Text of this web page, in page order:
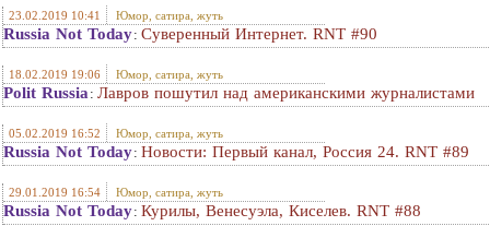
23.02.2019 10:41 Юмор, сатира, жуть
Russia Not Today: Суверенный Интернет. RNT #90
18.02.2019 19:06 Юмор, сатира, жуть
Polit Russia : Лавров пошутил над американскими журналистами
05.02.2019 16:52 Юмор, сатира, жуть
Russia Not Today: Новости: Первый канал, Россия 24. RNT #89
29.01.2019 16:54 Юмор, сатира, жуть
Russia Not Today: Курилы, Венесуэла, Киселев. RNT #88